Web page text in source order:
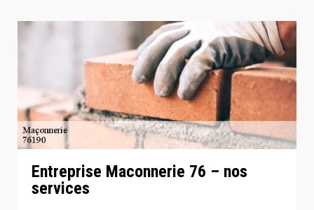
Entreprise Maconnerie 76 – nos
services